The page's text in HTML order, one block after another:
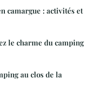
camargue : activités et
le charme du camping
au clos de la